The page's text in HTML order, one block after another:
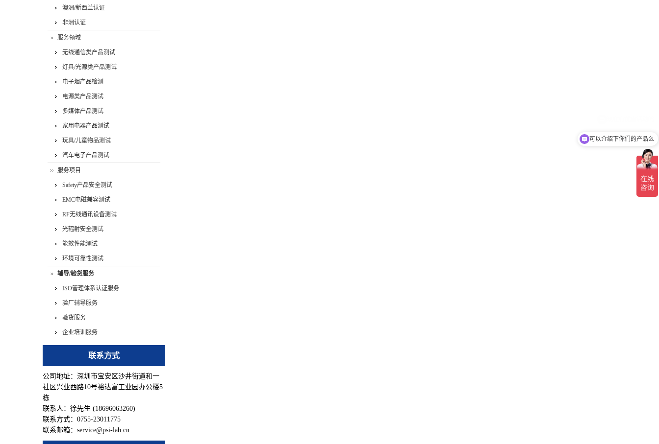
澳洲/新西兰认证
非洲认证
服务领域
无线通信类产品测试
灯具/光源类产品测试
电子烟产品检测
电源类产品测试
多媒体产品测试
家用电器产品测试
玩具/儿童物品测试
汽车电子产品测试
服务项目
Safety产品安全测试
EMC电磁兼容测试
RF无线通讯设备测试
光辐射安全测试
能效性能测试
环境可靠性测试
辅导/验货服务
ISO管理体系认证服务
验厂辅导服务
验货服务
企业培训服务
联系方式
公司地址：深圳市宝安区沙井街道和一
社区兴业西路10号裕达富工业园办公楼5
栋
联系人：徐先生 (18696063260)
联系方式：0755-23011775
联系邮箱：service@psi-lab.cn
可以介绍下你们的产品么